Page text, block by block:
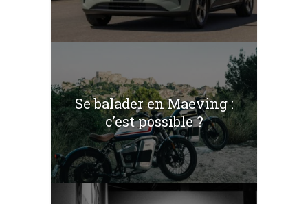
Se balader en Maeving :
c’est possible ?